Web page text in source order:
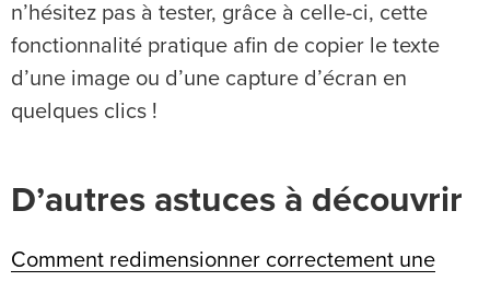
n’hésitez pas à tester, grâce à celle-ci, cette
fonctionnalité pratique afin de copier le texte
d’une image ou d’une capture d’écran en
quelques clics !
D’autres astuces à découvrir
Comment redimensionner correctement une